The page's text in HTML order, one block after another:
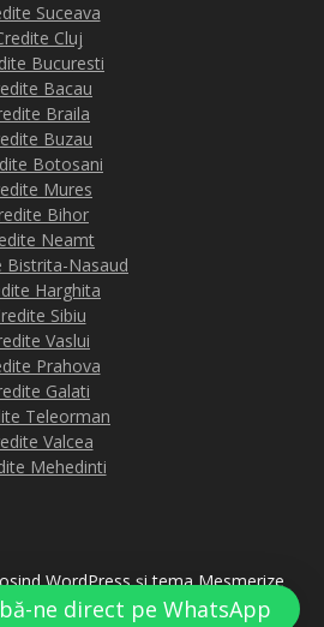
Suceava
Cluj
Bucuresti
Bacau
Braila
Buzau
Botosani
Mures
Bihor
Neamt
Bistrita-Nasaud
Harghita
Sibiu
Vaslui
Prahova
Galati
Teleorman
Valcea
Mehedinti
WordPress șitema Mesmerize
ne direct pe WhatsApp